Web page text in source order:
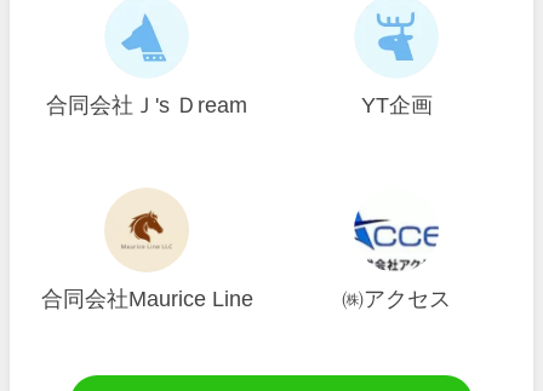
合同会社Ｊ's Ｄream YT企画
合同会社Maurice Line ㈱アクセス